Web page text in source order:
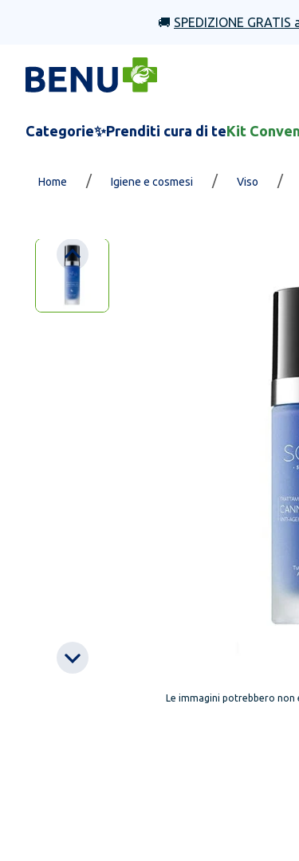
🚚 SPEDIZIONE
Categorie✨Prenditi cura di teKit
Home / Igiene e cosmesi / Viso /
Le immagini potrebbero non